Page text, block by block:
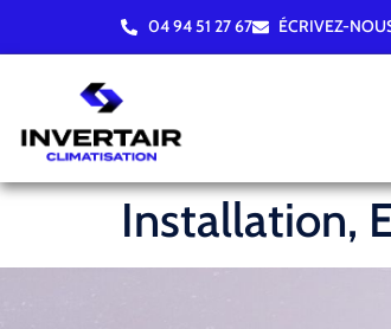
04 94 51 27 67 ÉCRIVEZ-
Installation,